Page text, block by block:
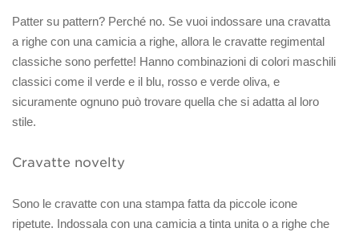
Patter su pattern? Perché no. Se vuoi indossare una cravatta
a righe con una camicia a righe, allora le cravatte regimental
classiche sono perfette! Hanno combinazioni di colori maschili
classici come il verde e il blu, rosso e verde oliva, e
sicuramente ognuno può trovare quella che si adatta al loro
stile.
Cravatte novelty
Sono le cravatte con una stampa fatta da piccole icone
ripetute. Indossala con una camicia a tinta unita o a righe che